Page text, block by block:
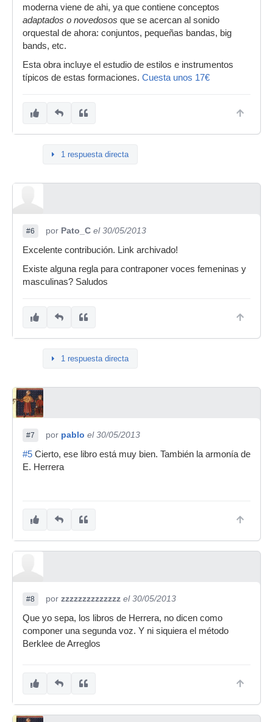
moderna viene de ahi, ya que contiene conceptos
adaptados o novedosos que se acercan al sonido
orquestal de ahora: conjuntos, pequeñas bandas, big
bands, etc.
Esta obra incluye el estudio de estilos e instrumentos
típicos de estas formaciones. Cuesta unos 17€
1 respuesta directa
#6 por Pato_C el 30/05/2013
Excelente contribución. Link archivado!
Existe alguna regla para contraponer voces femeninas y
masculinas? Saludos
1 respuesta directa
#7 por pablo el 30/05/2013
#5 Cierto, ese libro está muy bien. También la armonía de
E. Herrera
#8 por zzzzzzzzzzzzzz el 30/05/2013
Que yo sepa, los libros de Herrera, no dicen como
componer una segunda voz. Y ni siquiera el método
Berklee de Arreglos